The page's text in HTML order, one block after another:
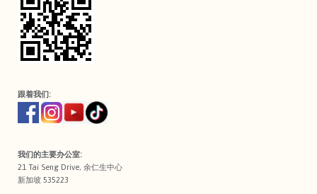
跟着我们:
我们的主要办公室:
21 Tai Seng Drive, 余仁生中心
新加坡 535223